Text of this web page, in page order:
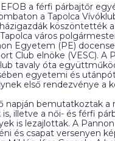
a férfi párbajtőr
a Tapolca
köszöntették
város
Egyetem (PE)
Club elnöke (VESC). A
tavaly óta
egyetemi és
első rendezvénye a
napján bemutatkoztak a
illetve a női- és férfi
is lezajlottak. A
és csapat versenyen